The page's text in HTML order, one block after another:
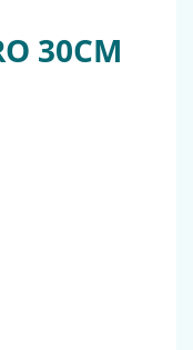
30CM
7,39€.
cantidad